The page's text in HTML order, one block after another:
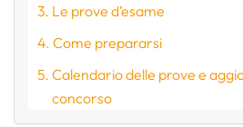
Le prove d’esame
Come prepararsi
Calendario delle prove e
concorso